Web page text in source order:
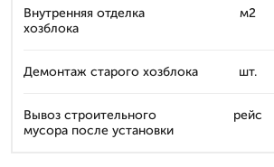
Внутренняя отделка
хозблока
м2
Демонтаж старого хозблока шт.
Вывоз строительного
мусора после установки
рейс